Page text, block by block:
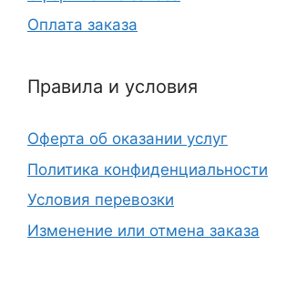
Оплата заказа
Правила и условия
Оферта об оказании услуг
Политика конфиденциальности
Условия перевозки
Изменение или отмена заказа